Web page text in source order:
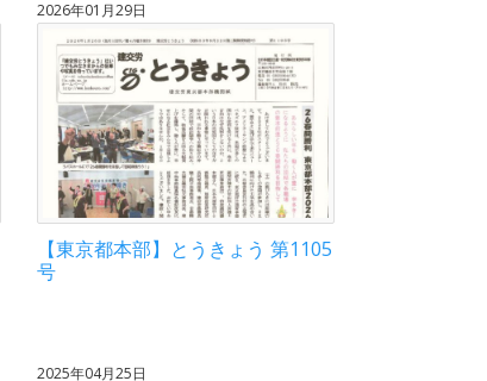
2026年01月29日
【東京都本部】とうきょう 第1105
号
2025年04月25日